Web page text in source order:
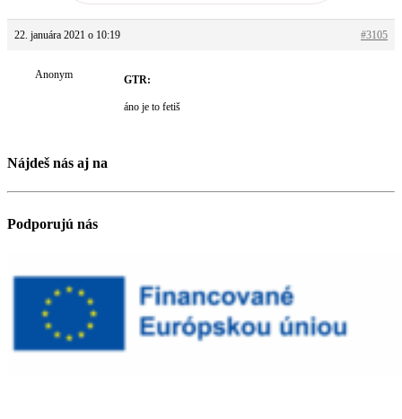
22. januára 2021 o 10:19 #3105
Anonym GTR:
áno je to fetiš
Nájdeš nás aj na
Podporujú nás